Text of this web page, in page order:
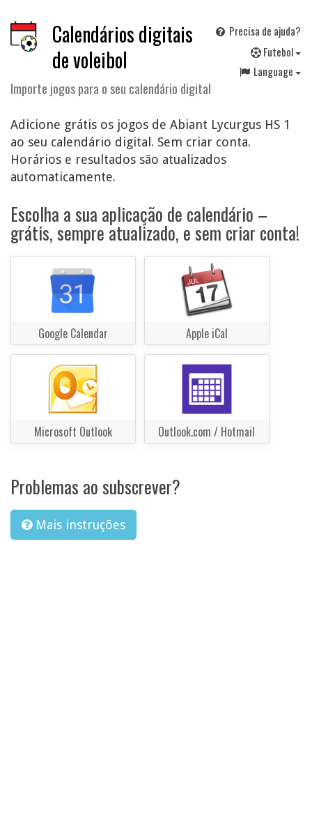
Calendários digitais
de voleibol
Importe jogos para o seu calendário digital
Precisa de ajuda?
Futebol
Language
Adicione grátis os jogos de Abiant Lycurgus HS 1
ao seu calendário digital. Sem criar conta.
Horários e resultados são atualizados
automaticamente.
Escolha a sua aplicação de calendário –
grátis, sempre atualizado, e sem criar conta!
Google Calendar Apple iCal
Microsoft Outlook Outlook.com / Hotmail
Problemas ao subscrever?
Mais instruções